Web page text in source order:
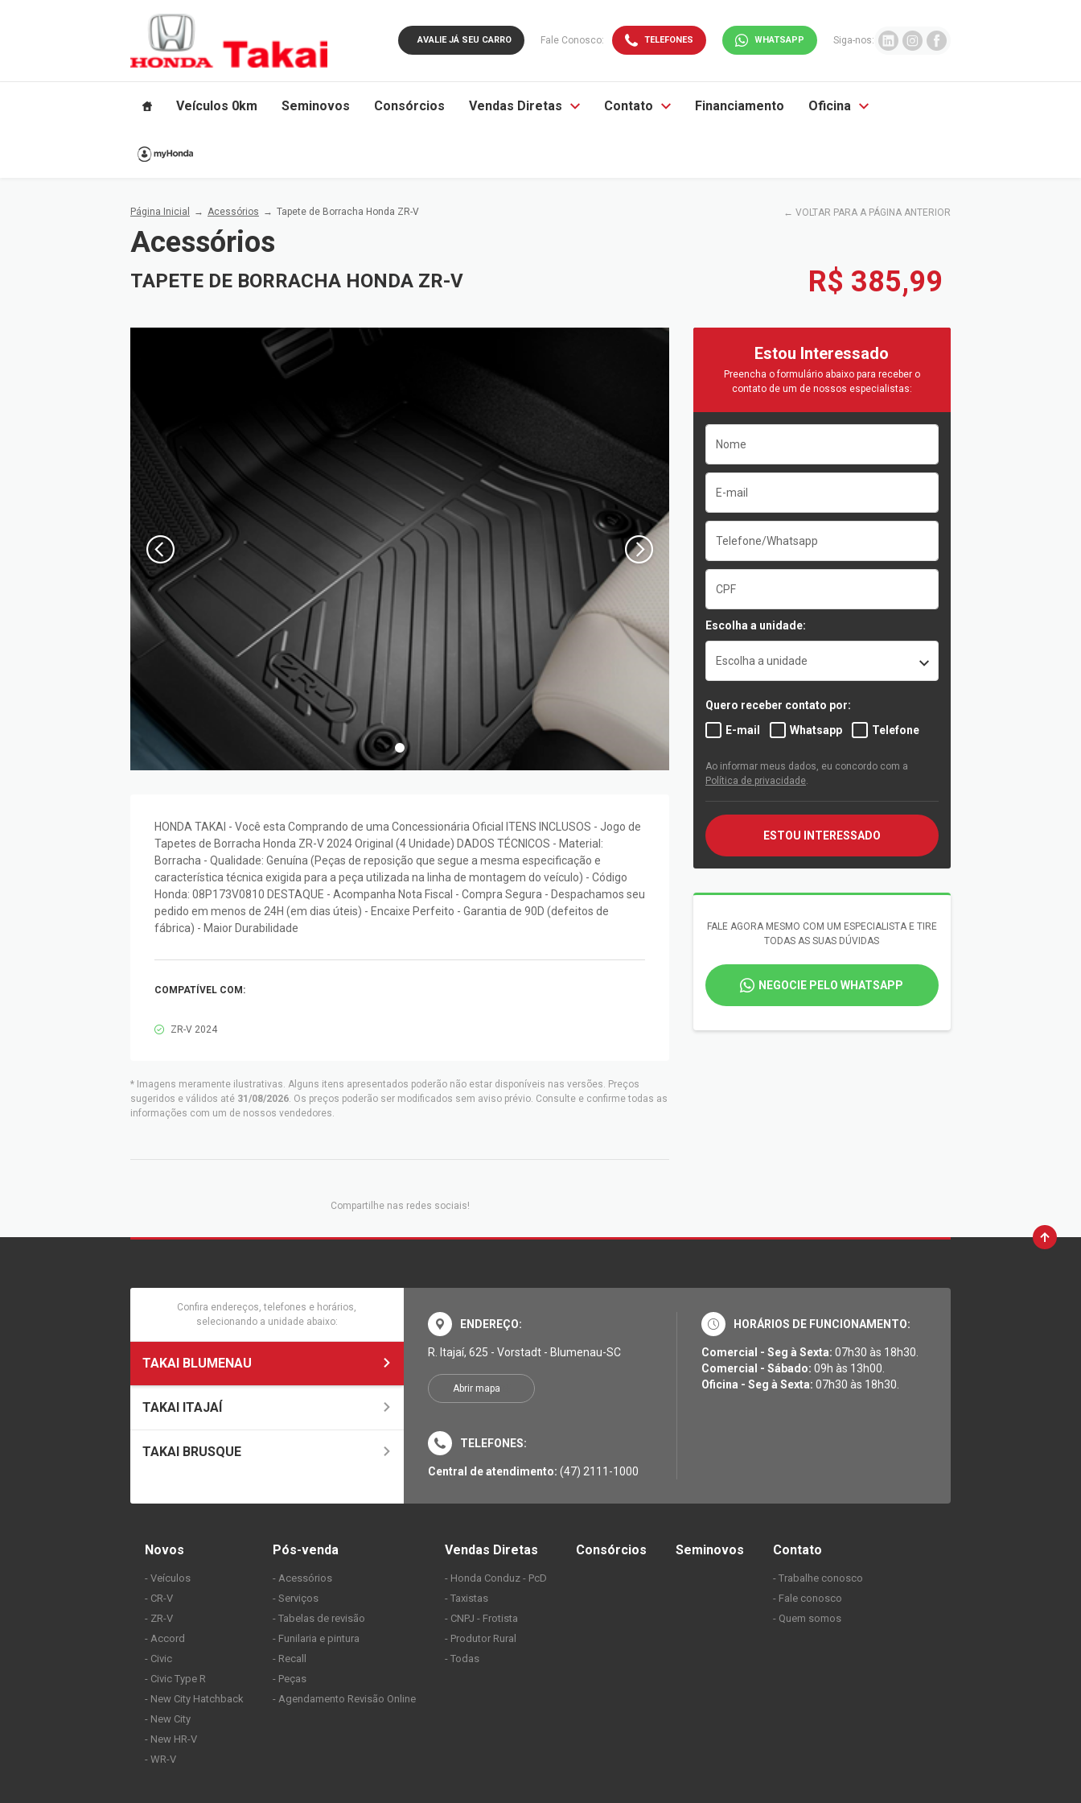
AVALIE JÁ SEU CARRO Fale Conosco: TELEFONES WHATSAPP Siga-nos:
Veículos 0km Seminovos Consórcios Vendas Diretas Contato Financiamento Oficina
Página Inicial Acessórios Tapete de Borracha Honda ZR-V ← VOLTAR PARA A PÁGINA ANTERIOR
Acessórios
TAPETE DE BORRACHA HONDA ZR-V R$ 385,99
HONDA TAKAI - Você esta Comprando de uma Concessionária Oficial ITENS INCLUSOS - Jogo de
Tapetes de Borracha Honda ZR-V 2024 Original (4 Unidade) DADOS TÉCNICOS - Material:
Borracha - Qualidade: Genuína (Peças de reposição que segue a mesma especificação e
característica técnica exigida para a peça utilizada na linha de montagem do veículo) - Código
Honda: 08P173V0810 DESTAQUE - Acompanha Nota Fiscal - Compra Segura - Despachamos seu
pedido em menos de 24H (em dias úteis) - Encaixe Perfeito - Garantia de 90D (defeitos de
fábrica) - Maior Durabilidade
COMPATÍVEL COM:
ZR-V 2024
* Imagens meramente ilustrativas. Alguns itens apresentados poderão não estar disponíveis nas versões. Preços
sugeridos e válidos até 31/08/2026 . Os preços poderão ser modificados sem aviso prévio. Consulte e confirme todas as
informações com um de nossos vendedores.
Compartilhe nas redes sociais!
Estou Interessado
Preencha o formulário abaixo para receber o
contato de um de nossos especialistas:
Escolha a unidade:
Escolha a unidade
Quero receber contato por:
E-mail
Whatsapp Telefone
Ao informar meus dados, eu concordo com a
Política de privacidade
ESTOU INTERESSADO
FALE AGORA MESMO COM UM ESPECIALISTA E TIRE
TODAS AS SUAS DÚVIDAS
NEGOCIE PELO WHATSAPP
Confira endereços, telefones e horários,
selecionando a unidade abaixo:
TAKAI BLUMENAU
TAKAI ITAJAÍ
TAKAI BRUSQUE
ENDEREÇO:
R. Itajaí, 625 - Vorstadt - Blumenau-SC
Abrir mapa
TELEFONES:
Central de atendimento: (47) 2111-1000
HORÁRIOS DE FUNCIONAMENTO:
Comercial - Seg à Sexta: 07h30 às 18h30.
Comercial - Sábado: 09h às 13h00.
Oficina - Seg à Sexta: 07h30 às 18h30.
Novos
- Veículos
- CR-V
- ZR-V
- Accord
- Civic
- Civic Type R
- New City Hatchback
- New City
- New HR-V
- WR-V
Pós-venda
- Acessórios
- Serviços
- Tabelas de revisão
- Funilaria e pintura
- Recall
- Peças
- Agendamento Revisão Online
Vendas Diretas
- Honda Conduz - PcD
- Taxistas
- CNPJ - Frotista
- Produtor Rural
- Todas
Consórcios Seminovos Contato
- Trabalhe conosco
- Fale conosco
- Quem somos